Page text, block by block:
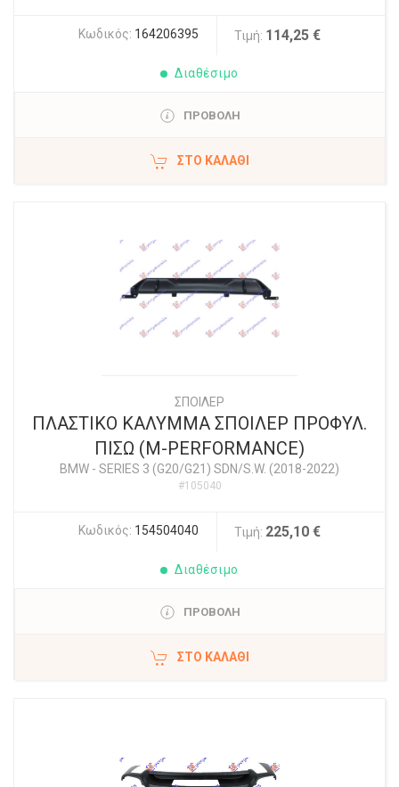
Κωδικός: 164206395 Τιμή: 114,25 €
Διαθέσιμο
ΠΡΟΒΟΛΗ
ΣΤΟ ΚΑΛΆΘΙ
ΣΠΟΙΛΕΡ
ΠΛΑΣΤΙΚΟ ΚΑΛΥΜΜΑ ΣΠΟΙΛΕΡ ΠΡΟΦΥΛ.
ΠΙΣΩ (M-PERFORMANCE)
BMW - SERIES 3 (G20/G21) SDN/S.W. (2018-2022)
#105040
Κωδικός: 154504040 Τιμή: 225,10 €
Διαθέσιμο
ΠΡΟΒΟΛΗ
ΣΤΟ ΚΑΛΆΘΙ